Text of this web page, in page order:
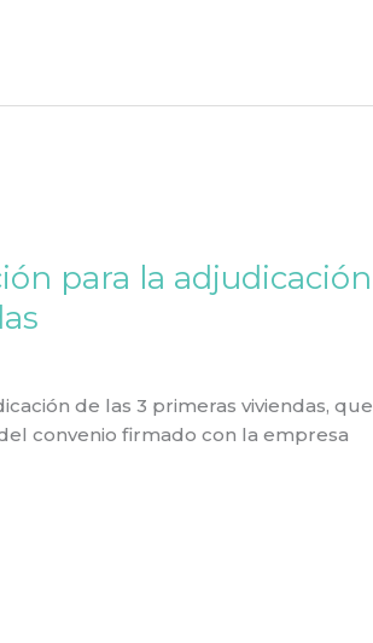
para la adjudicación
de las 3 primeras viviendas, que
convenio firmado con la empresa